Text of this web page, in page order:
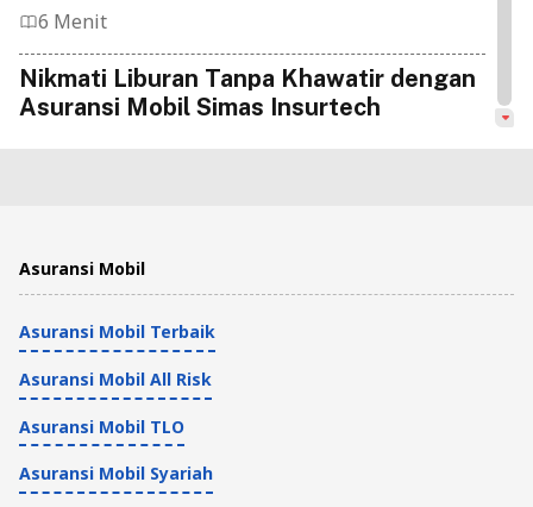
6 Menit
Nikmati Liburan Tanpa Khawatir dengan
Asuransi Mobil Simas Insurtech
Zurich Syariah
Asuransi Mobil
2 Menit
Asuransi Mobil Banjir di Oona, Apa Saja
Asuransi Mobil
Asuransi Mobil Terbaik
Asuransi Mobil All Risk
Asuransi Mobil TLO
Asuransi Mobil Syariah